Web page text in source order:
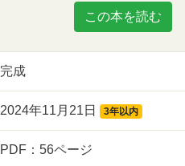
この本を読む
完成
2024年11月21日 3年以内
PDF：56ページ